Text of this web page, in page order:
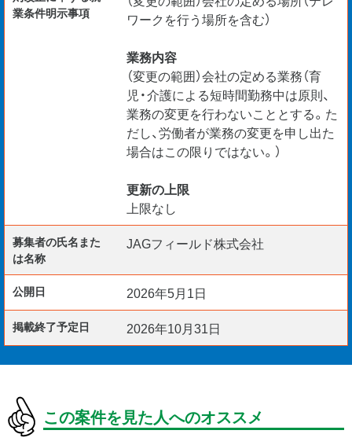
業条件明示事項
ワークを行う場所を含む）
業務内容
（変更の範囲）会社の定める業務（育
児・介護による短時間勤務中は原則、
業務の変更を行わないこととする。た
だし、労働者が業務の変更を申し出た
場合はこの限りではない。）
更新の上限
上限なし
募集者の氏名また
は名称
JAGフィールド株式会社
公開日 2026年5月1日
掲載終了予定日 2026年10月31日
この案件を見た人へのオススメ